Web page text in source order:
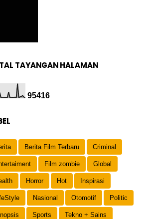
TAYANGAN HALAMAN
95416
Berita Film Terbaru Criminal
Film zombie Global
Horror Hot Inspirasi
Nasional Otomotif Politic
Sports Tekno + Sains